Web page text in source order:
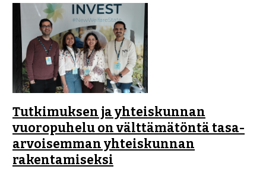
Tutkimuksen ja yhteiskunnan
vuoropuhelu on välttämätöntä tasa-
arvoisemman yhteiskunnan
rakentamiseksi